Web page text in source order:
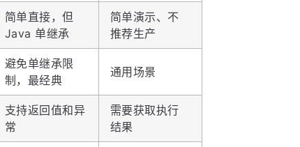
简单直接，但
Java 单继承
简单演示、不
推荐生产
避免单继承限
制，最经典
通用场景
支持返回值和异
常
需要获取执行
结果